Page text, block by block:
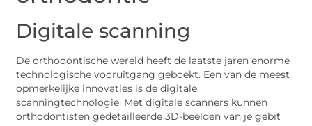
Digitale scanning
De orthodontische wereld heeft de laatste jaren enorme
technologische vooruitgang geboekt. Een van de meest
opmerkelijke innovaties is de digitale
scanningtechnologie. Met digitale scanners kunnen
orthodontisten gedetailleerde 3D-beelden van je gebit